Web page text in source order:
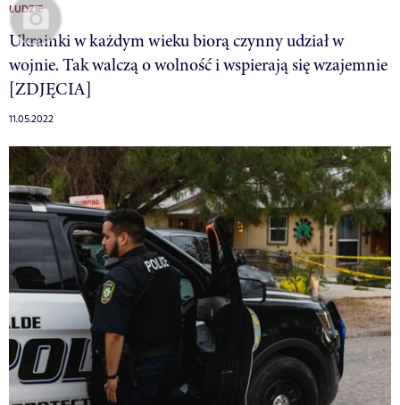
LUDZIE
Ukrainki w każdym wieku biorą czynny udział w
wojnie. Tak walczą o wolność i wspierają się wzajemnie
[ZDJĘCIA]
11.05.2022